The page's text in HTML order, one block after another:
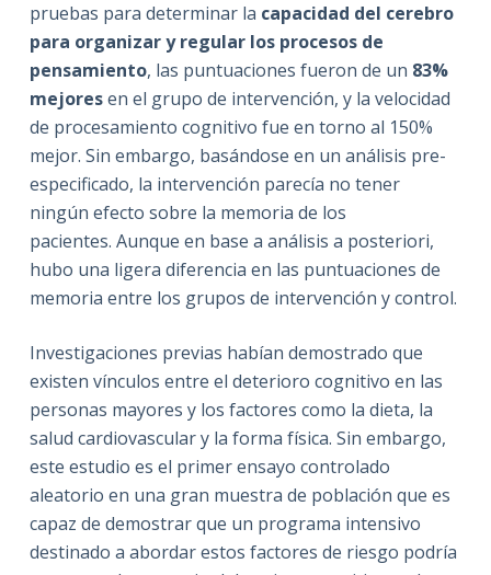
pruebas para determinar la capacidad del cerebro
para organizar y regular los procesos de
pensamiento, las puntuaciones fueron de un 83%
mejoresen el grupo de intervención, y la velocidad
de procesamiento cognitivo fue en torno al 150%
mejor. Sin embargo, basándose en un análisis pre-
especificado, la intervención parecía no tener
ningún efecto sobre la memoria de los
pacientes. Aunque en base a análisis a posteriori,
hubo una ligera diferencia en las puntuaciones de
memoria entre los grupos de intervención y control.
Investigaciones previas habían demostrado que
existen vínculos entre el deterioro cognitivo en las
personas mayores y los factores como la dieta, la
salud cardiovascular y la forma física. Sin embargo,
este estudio es el primer ensayo controlado
aleatorio en una gran muestra de población que es
capaz de demostrar que un programa intensivo
destinado a abordar estos factores de riesgo podría